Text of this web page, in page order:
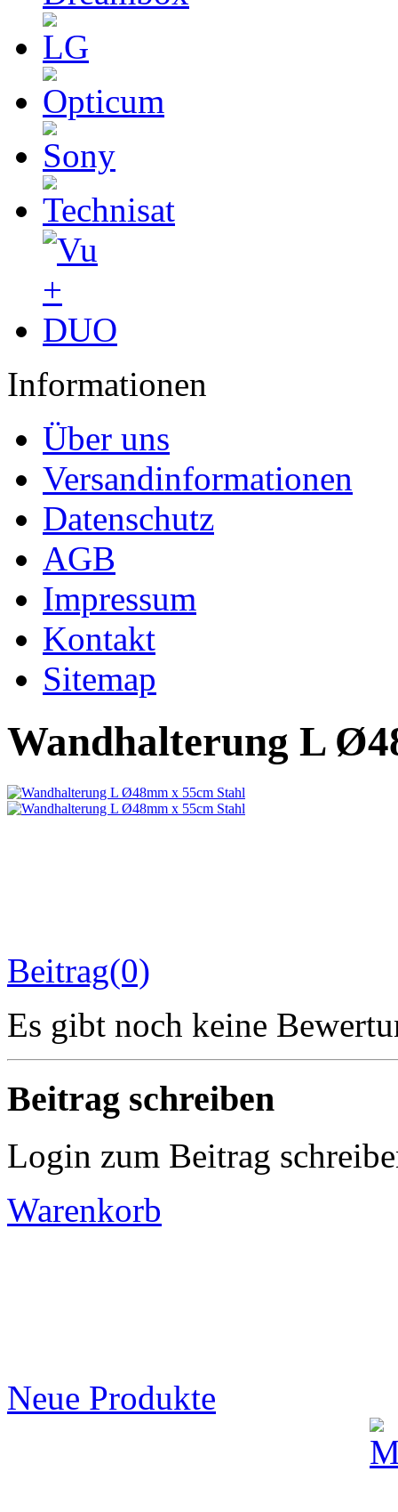
Informationen
Über uns
Versandinformationen
Datenschutz
AGB
Impressum
Kontakt
Sitemap
Wandhalterung L
Beitrag(0)
Es gibt noch keine
Beitrag schreiben
Login zum Beitrag
Warenkorb
Neue Produkte